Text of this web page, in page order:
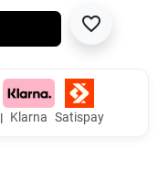
favorite_border
Klarna Satispay